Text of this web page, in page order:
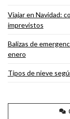
Viajar en Navidad:
imprevistos
Balizas de
enero
Tipos de nieve